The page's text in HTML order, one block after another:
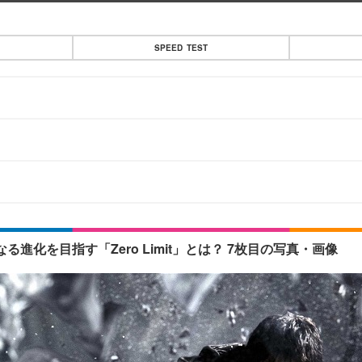
SPEED TEST
進化を目指す「Zero Limit」とは？ 7枚目の写真・画像